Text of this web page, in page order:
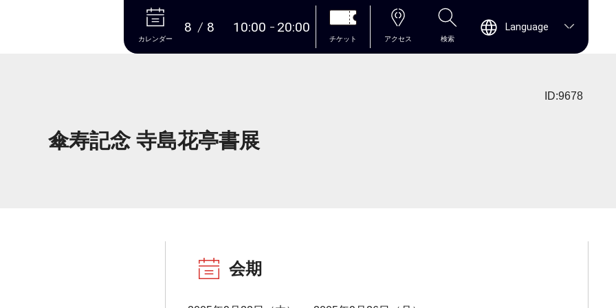
本文へ
カレンダー
8 8 10:00 20:00
チケット アクセス 検索
Language
ID:9678
傘寿記念 寺島花亭書展
会期